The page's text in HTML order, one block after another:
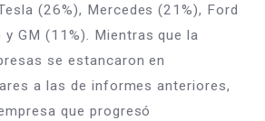
(26%), Mercedes (21%), Ford
y GM (11%). Mientras que la
se estancaron en
a las de informes anteriores,
que progresó